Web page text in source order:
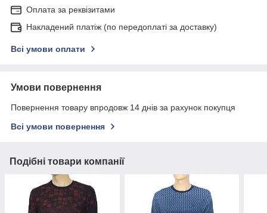
Оплата за реквізитами
Накладений платіж (по передоплаті за доставку)
Всі умови оплати
Умови повернення
Повернення товару впродовж 14 днів за рахунок покупця
Всі умови повернення
Подібні товари компанії